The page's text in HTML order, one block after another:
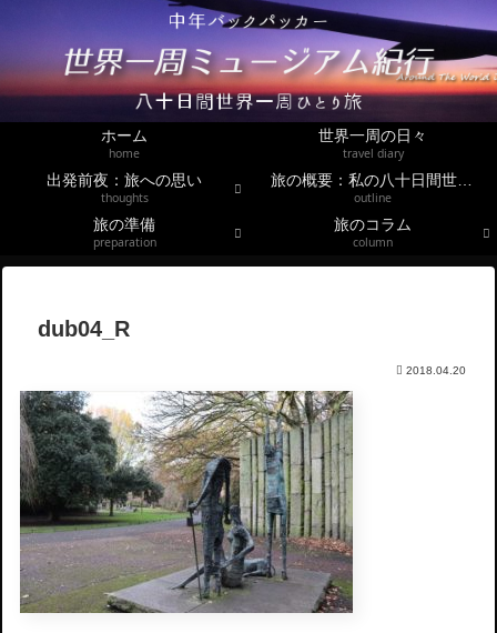
ホーム
home
世界一周の日々
travel diary
出発前夜：旅への思い
thoughts
旅の概要：私の八十日間世界一周
outline
旅の準備
preparation
旅のコラム
column
dub04_R
2018.04.20